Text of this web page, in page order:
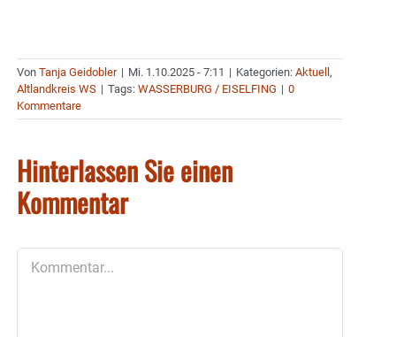
Von Tanja Geidobler | Mi. 1.10.2025 - 7:11 | Kategorien: Aktuell,
Altlandkreis WS | Tags: WASSERBURG / EISELFING | 0
Kommentare
Hinterlassen Sie einen
Kommentar